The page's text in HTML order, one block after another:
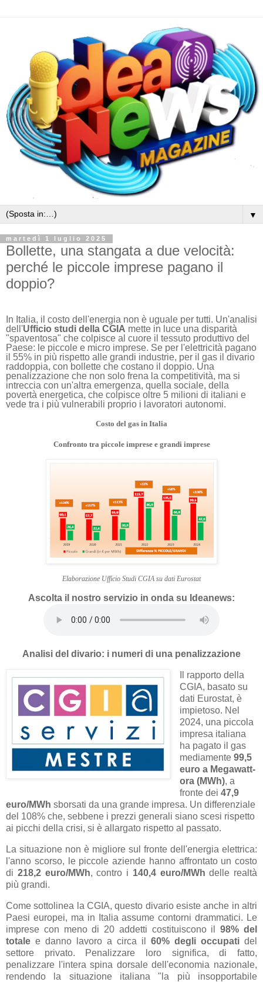
▼
martedì 1 luglio 2025
Bollette, una stangata a due velocità:
perché le piccole imprese pagano il
doppio?
In Italia, il costo dell'energia non è uguale per tutti. Un'analisi
dell'Ufficio studi della CGIA mette in luce una disparità
"spaventosa" che colpisce al cuore il tessuto produttivo del
Paese: le piccole e micro imprese. Se per l'elettricità pagano
il 55% in più rispetto alle grandi industrie, per il gas il divario
raddoppia, con bollette che costano il doppio. Una
penalizzazione che non solo frena la competitività, ma si
intreccia con un'altra emergenza, quella sociale, della
povertà energetica, che colpisce oltre 5 milioni di italiani e
vede tra i più vulnerabili proprio i lavoratori autonomi.
Costo del gas in Italia
Confronto tra piccole imprese e grandi imprese
Elaborazione Ufficio Studi CGIA su dati Eurostat
Ascolta il nostro servizio in onda su Ideanews:
Analisi del divario: i numeri di una penalizzazione
Il rapporto della
CGIA, basato su
dati Eurostat, è
impietoso. Nel
2024, una piccola
impresa italiana
ha pagato il gas
mediamente 99,5
euro a Megawatt-
ora (MWh), a
fronte dei 47,9
euro/MWh sborsati da una grande impresa. Un differenziale
del 108% che, sebbene i prezzi generali siano scesi rispetto
ai picchi della crisi, si è allargato rispetto al passato.
La situazione non è migliore sul fronte dell'energia elettrica:
l'anno scorso, le piccole aziende hanno affrontato un costo
di 218,2 euro/MWh, contro i 140,4 euro/MWh delle realtà
più grandi.
Come sottolinea la CGIA, questo divario esiste anche in altri
Paesi europei, ma in Italia assume contorni drammatici. Le
imprese con meno di 20 addetti costituiscono il98% del
totale e danno lavoro a circa il 60% degli occupati del
settore privato. Penalizzare loro significa, di fatto,
penalizzare l'intera spina dorsale dell'economia nazionale,
rendendo la situazione italiana "la più insopportabile